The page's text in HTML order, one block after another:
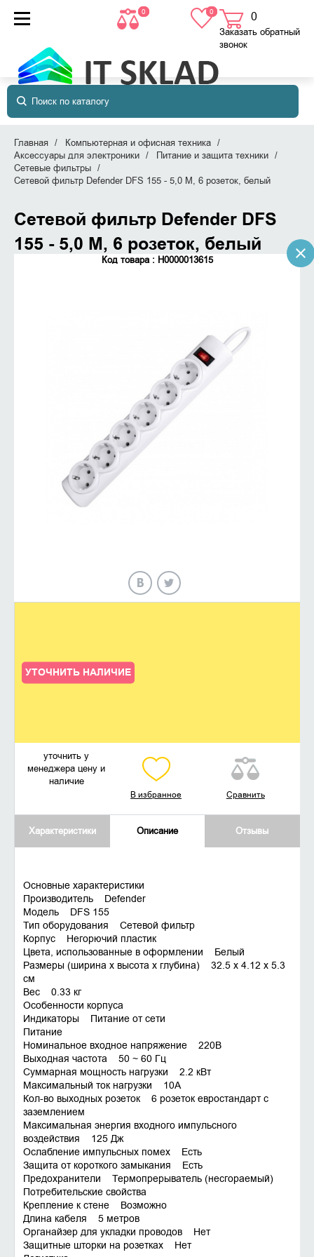
0 0 0
в корзине
Заказать обратный
звонок
Главная
Компьютерная и офисная техника
Аксессуары для электроники
Питание и защита техники
Сетевые фильтры
Сетевой фильтр Defender DFS 155 - 5,0 М, 6 розеток, белый
Сетевой фильтр Defender DFS
155 - 5,0 М, 6 розеток, белый
Код товара : Н0000013615
УТОЧНИТЬ НАЛИЧИЕ
уточнить у
менеджера цену и
наличие
В избранное Сравнить
Характеристики Описание Отзывы
Основные характеристики
Производитель Defender
Модель DFS 155
Тип оборудования Сетевой фильтр
Корпус Негорючий пластик
Цвета, использованные в оформлении Белый
Размеры (ширина x высота x глубина) 32.5 x 4.12 x 5.3
см
Вес 0.33 кг
Особенности корпуса
Индикаторы Питание от сети
Питание
Номинальное входное напряжение 220В
Выходная частота 50 ~ 60 Гц
Суммарная мощность нагрузки 2.2 кВт
Максимальный ток нагрузки 10А
Кол-во выходных розеток 6 розеток евростандарт с
заземлением
Максимальная энергия входного импульсного
воздействия 125 Дж
Ослабление импульсных помех Есть
Защита от короткого замыкания Есть
Предохранители Термопрерыватель (несгораемый)
Потребительские свойства
Крепление к стене Возможно
Длина кабеля 5 метров
Органайзер для укладки проводов Нет
Защитные шторки на розетках Нет